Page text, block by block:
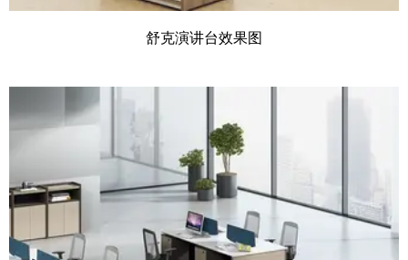
舒克演讲台效果图